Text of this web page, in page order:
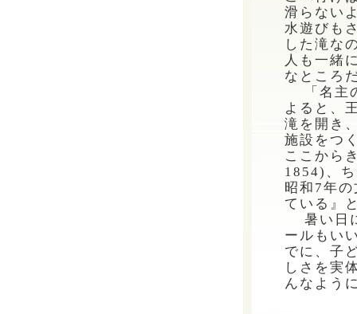
滑らない
水遊びも
した滝な
人も一緒
なところ
「名主
よると、
滝を開き
施設をつ
ここから
1854)、
昭和7年
ている』
暑い日
ールもい
でに、子
しさを実
んなよう